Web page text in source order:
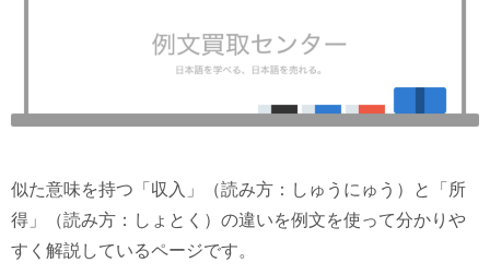
似た意味を持つ「収入」（読み方：しゅうにゅう）と「所
得」（読み方：しょとく）の違いを例文を使って分かりや
すく解説しているページです。